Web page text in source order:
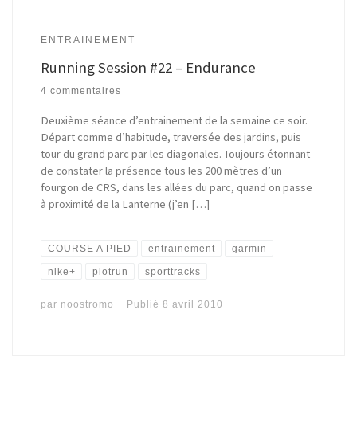
ENTRAINEMENT
Running Session #22 – Endurance
4 commentaires
Deuxième séance d’entrainement de la semaine ce soir.
Départ comme d’habitude, traversée des jardins, puis
tour du grand parc par les diagonales. Toujours étonnant
de constater la présence tous les 200 mètres d’un
fourgon de CRS, dans les allées du parc, quand on passe
à proximité de la Lanterne (j’en […]
COURSE A PIED entrainement garmin
nike+ plotrun sporttracks
par noostromo Publié8 avril 2010